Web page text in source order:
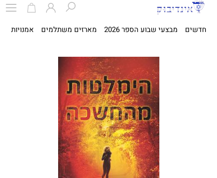
חדשים מבצעי שבוע הספר 2026 מארזים משתלמים אמנויות